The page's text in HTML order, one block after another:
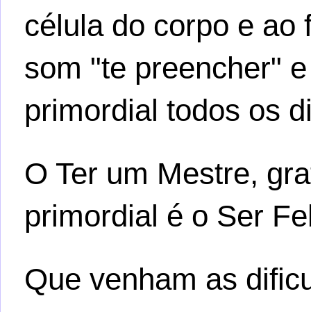
célula do corpo e ao
som "te preencher"
primordial todos os
O Ter um Mestre,
primordial é o Ser
Que venham as